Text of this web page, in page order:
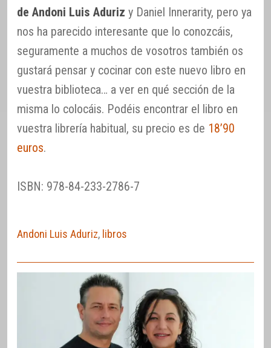
de Andoni Luis Aduriz y Daniel Innerarity, pero ya
nos ha parecido interesante que lo conozcáis,
seguramente a muchos de vosotros también os
gustará pensar y cocinar con este nuevo libro en
vuestra biblioteca… a ver en qué sección de la
misma lo colocáis. Podéis encontrar el libro en
vuestra librería habitual, su precio es de 18’90
euros.
ISBN: 978-84-233-2786-7
Andoni Luis Aduriz, libros